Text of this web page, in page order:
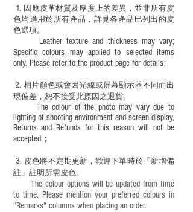
1. ​ 因應皮革材質及厚度上的差異，並非所有皮
色均適用於所有產品，詳見各產品巳列出的皮
色選項。
Leather texture and thickness may vary;
Specific colours may applied to selected items
only. Please refer to the product page for details;
​2.相片顏色或會因光線或屏幕顯示器不同而出
現偏差，恕不接受此原因之退貨。
The colour of the photo may vary due to
lighting of shooting environment and screen display,
Returns and Refunds for this reason will not be
accepted；
3. 皮色將不定期更新，歡迎下單時於「新增備
註」註明 所需皮色。
The colour options will be updated from time
to time. Please mention your preferred colours in
“Remarks" columns when placing an order.